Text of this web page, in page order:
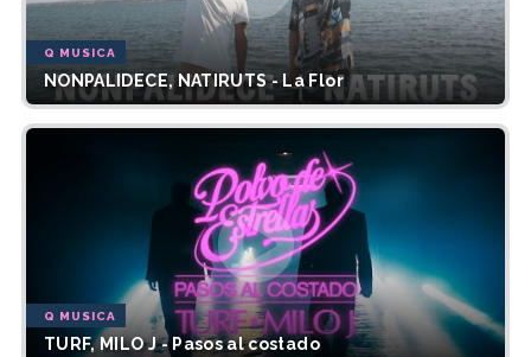
Q MUSICA
NONPALIDECE, NATIRUTS - La Flor
Q MUSICA
TURF, MILO J - Pasos al costado